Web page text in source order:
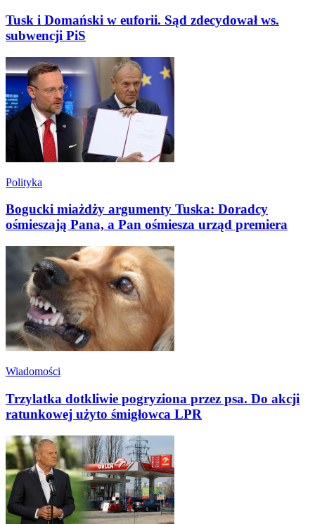
Tusk i Domański w euforii. Sąd zdecydował ws.
subwencji PiS
Polityka
Bogucki miażdży argumenty Tuska: Doradcy
ośmieszają Pana, a Pan ośmiesza urząd premiera
Wiadomości
Trzylatka dotkliwie pogryziona przez psa. Do akcji
ratunkowej użyto śmigłowca LPR